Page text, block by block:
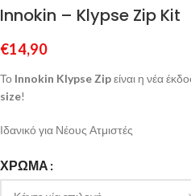
Innokin – Klypse Zip Kit
€14,90
Το Innokin Klypse Zipείναι η νέα
size!
Ιδανικό για Νέους Ατμιστές
ΧΡΏΜΑ